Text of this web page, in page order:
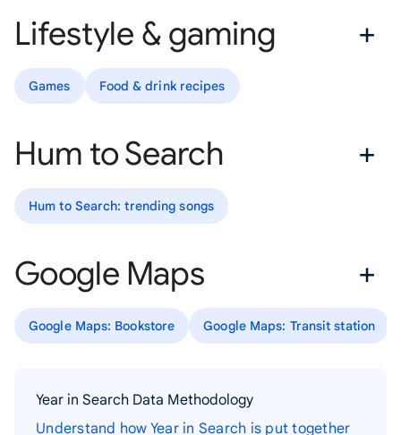
Lifestyle & gaming
Games Food & drink recipes
Hum to Search
Hum to Search: trending songs
Google Maps
Google Maps: Bookstore Google Maps: Transit station
Year in Search Data Methodology
Understand how Year in Search is put together